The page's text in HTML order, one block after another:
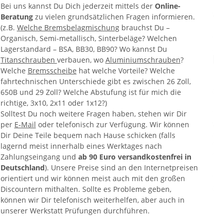
Bei uns kannst Du Dich jederzeit mittels der Online-
Beratungzu vielen grundsätzlichen Fragen informieren.
(z.B. Welche Bremsbelagmischungbrauchst Du –
Organisch, Semi-metallisch, Sinterbeläge? Welchen
Lagerstandard – BSA, BB30, BB90? Wo kannst Du
Titanschrauben verbauen, wo Aluminiumschrauben?
Welche Bremsscheibe hat welche Vorteile? Welche
fahrtechnischen Unterschiede gibt es zwischen 26 Zoll,
650B und 29 Zoll? Welche Abstufung ist für mich die
richtige, 3x10, 2x11 oder 1x12?)
Solltest Du noch weitere Fragen haben, stehen wir Dir
per E-Mail oder telefonisch zur Verfügung. Wir können
Dir Deine Teile bequem nach Hause schicken (falls
lagernd meist innerhalb eines Werktages nach
Zahlungseingang und ab 90 Euro versandkostenfrei in
Deutschland). Unsere Preise sind an den Internetpreisen
orientiert und wir können meist auch mit den großen
Discountern mithalten. Sollte es Probleme geben,
können wir Dir telefonisch weiterhelfen, aber auch in
unserer Werkstatt Prüfungen durchführen.